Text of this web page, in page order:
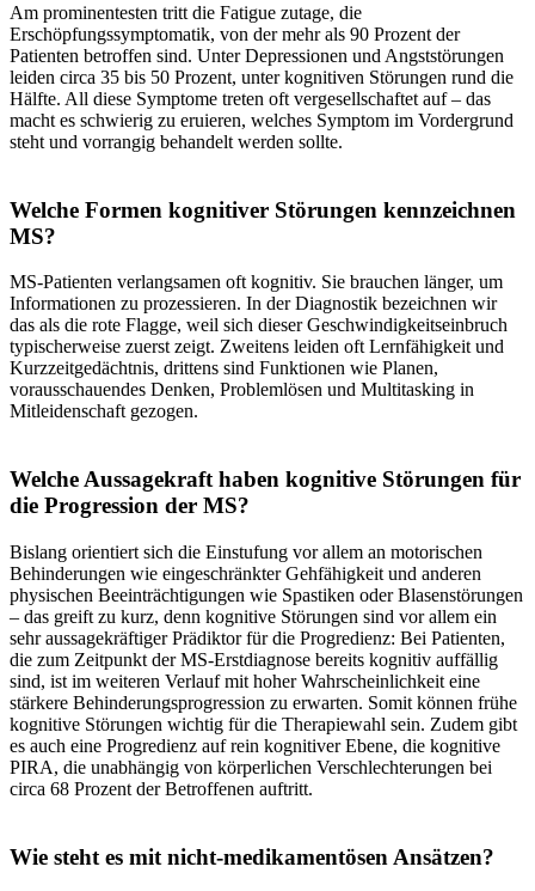
Am prominentesten tritt die Fatigue zutage, die
Erschöpfungssymptomatik, von der mehr als 90 Prozent der
Patienten betroffen sind. Unter Depressionen und Angststörungen
leiden circa 35 bis 50 Prozent, unter kognitiven Störungen rund die
Hälfte. All diese Symptome treten oft vergesellschaftet auf – das
macht es schwierig zu eruieren, welches Symptom im Vordergrund
steht und vorrangig behandelt werden sollte.
Welche Formen kognitiver Störungen kennzeichnen
MS?
MS-Patienten verlangsamen oft kognitiv. Sie brauchen länger, um
Informationen zu prozessieren. In der Diagnostik bezeichnen wir
das als die rote Flagge, weil sich dieser Geschwindigkeitseinbruch
typischerweise zuerst zeigt. Zweitens leiden oft Lernfähigkeit und
Kurzzeitgedächtnis, drittens sind Funktionen wie Planen,
vorausschauendes Denken, Problemlösen und Multitasking in
Mitleidenschaft gezogen.
Welche Aussagekraft haben kognitive Störungen für
die Progression der MS?
Bislang orientiert sich die Einstufung vor allem an motorischen
Behinderungen wie eingeschränkter Gehfähigkeit und anderen
physischen Beeinträchtigungen wie Spastiken oder Blasenstörungen
– das greift zu kurz, denn kognitive Störungen sind vor allem ein
sehr aussagekräftiger Prädiktor für die Progredienz: Bei Patienten,
die zum Zeitpunkt der MS-Erstdiagnose bereits kognitiv auffällig
sind, ist im weiteren Verlauf mit hoher Wahrscheinlichkeit eine
stärkere Behinderungsprogression zu erwarten. Somit können frühe
kognitive Störungen wichtig für die Therapiewahl sein. Zudem gibt
es auch eine Progredienz auf rein kognitiver Ebene, die kognitive
PIRA, die unabhängig von körperlichen Verschlechterungen bei
circa 68 Prozent der Betroffenen auftritt.
Wie steht es mit nicht-medikamentösen Ansätzen?